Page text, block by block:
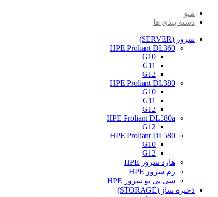
منو
دسته بندی ها
سرور (SERVER)
HPE Proliant DL360
G10
G11
G12
HPE Proliant DL380
G10
G11
G12
HPE Proliant DL380a
G12
HPE Proliant DL580
G10
G12
هارد سرور HPE
رم سرور HPE
سی پی یو سرور HPE
ذخیره ساز (STORAGE)